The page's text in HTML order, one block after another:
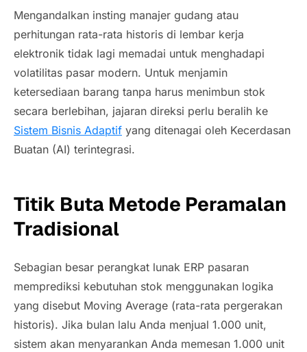
Mengandalkan insting manajer gudang atau
perhitungan rata-rata historis di lembar kerja
elektronik tidak lagi memadai untuk menghadapi
volatilitas pasar modern. Untuk menjamin
ketersediaan barang tanpa harus menimbun stok
secara berlebihan, jajaran direksi perlu beralih ke
Sistem Bisnis Adaptif yang ditenagai oleh Kecerdasan
Buatan (AI) terintegrasi.
Titik Buta Metode Peramalan
Tradisional
Sebagian besar perangkat lunak ERP pasaran
memprediksi kebutuhan stok menggunakan logika
yang disebut Moving Average (rata-rata pergerakan
historis). Jika bulan lalu Anda menjual 1.000 unit,
sistem akan menyarankan Anda memesan 1.000 unit